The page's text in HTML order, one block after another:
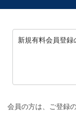
新規有料会員登録
会員の方は、ご登録